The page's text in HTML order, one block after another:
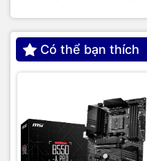
Có thể bạn thích